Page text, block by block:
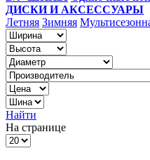
ДИСКИ И АКСЕССУАРЫ
Летняя Зимняя
Найти
На странице